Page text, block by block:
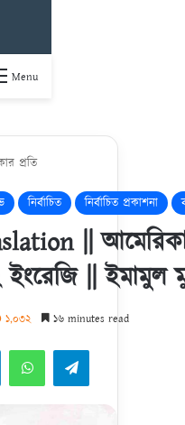
Menu
প্রতি
নির্বাচিত নির্বাচিত প্রকাশনা
||
|| ইমামুল
১,০৩২ ১৬ minutes read